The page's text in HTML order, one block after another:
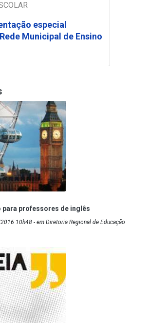
especial
Municipal de Ensino
professores de inglês
10h48 - em Diretoria Regional de Educação